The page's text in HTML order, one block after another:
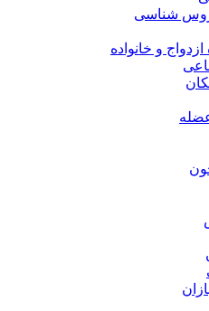
شناسی
و خانواده